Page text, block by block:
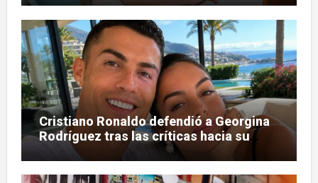
Cristiano Ronaldo defendió a Georgina
Rodríguez tras las críticas hacia su
figura